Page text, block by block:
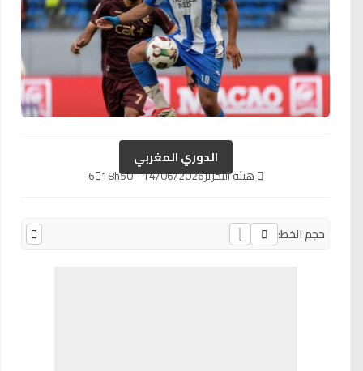
الدوري المغربي
هيئة التحرير14/06/2026 - 18h50
6
حجم الخط: